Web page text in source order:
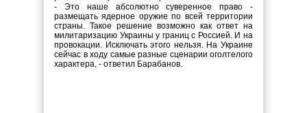
- Это наше абсолютно суверенное право -
размещать ядерное оружие по всей территории
страны. Такое решение возможно как ответ на
милитаризацию Украины у границ с Россией. И на
провокации. Исключать этого нельзя. На Украине
сейчас в ходу самые разные сценарии оголтелого
характера, - ответил Барабанов.